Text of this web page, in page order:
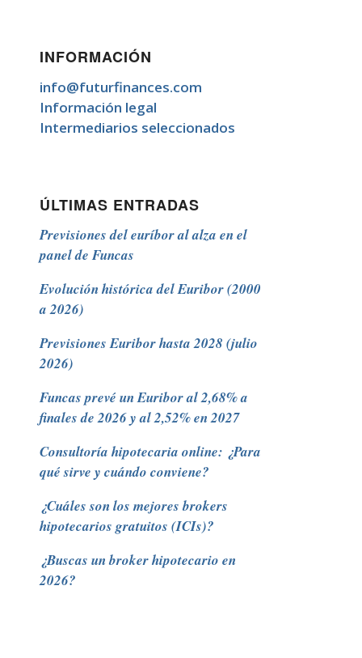
INFORMACIÓN
info@futurfinances.com
Información legal
Intermediarios seleccionados
ÚLTIMAS ENTRADAS
Previsiones del euríbor al alza en el
panel de Funcas
Evolución histórica del Euribor (2000
a 2026)
Previsiones Euribor hasta 2028 (julio
2026)
Funcas prevé un Euribor al 2,68% a
finales de 2026 y al 2,52% en 2027
Consultoría hipotecaria online: ¿Para
qué sirve y cuándo conviene?
¿Cuáles son los mejores brokers
hipotecarios gratuitos (ICIs)?
¿Buscas un broker hipotecario en
2026?